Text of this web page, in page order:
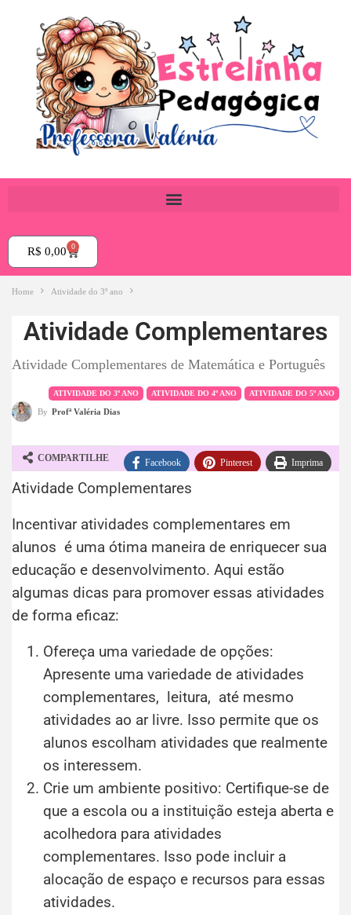
R$ 0,00 0
Home Atividade do 3º ano
Atividade Complementares
Atividade Complementares de Matemática e Português
ATIVIDADE DO 3º ANO ATIVIDADE DO 4º ANO ATIVIDADE DO 5º ANO
By Profª Valéria Dias
COMPARTILHE Facebook Pinterest Imprima
Atividade Complementares
Incentivar atividades complementares em
alunos é uma ótima maneira de enriquecer sua
educação e desenvolvimento. Aqui estão
algumas dicas para promover essas atividades
de forma eficaz:
Ofereça uma variedade de opções:
Apresente uma variedade de atividades
complementares, leitura, até mesmo
atividades ao ar livre. Isso permite que os
alunos escolham atividades que realmente
os interessem.
Crie um ambiente positivo: Certifique-se de
que a escola ou a instituição esteja aberta e
acolhedora para atividades
complementares. Isso pode incluir a
alocação de espaço e recursos para essas
atividades.